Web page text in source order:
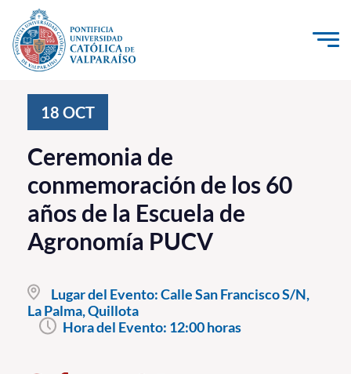
Click acá para ir directamente al contenido
Investigación, Creación e Innovación
PUCV Internacional
Vinculación con el Medio
Admisión
Pregrado
Postgrado
18 OCT
Ceremonia de
conmemoración de los 60
años de la Escuela de
Agronomía PUCV
Lugar del Evento:Calle San Francisco S/N,
La Palma, Quillota
Hora del Evento: 12:00 horas